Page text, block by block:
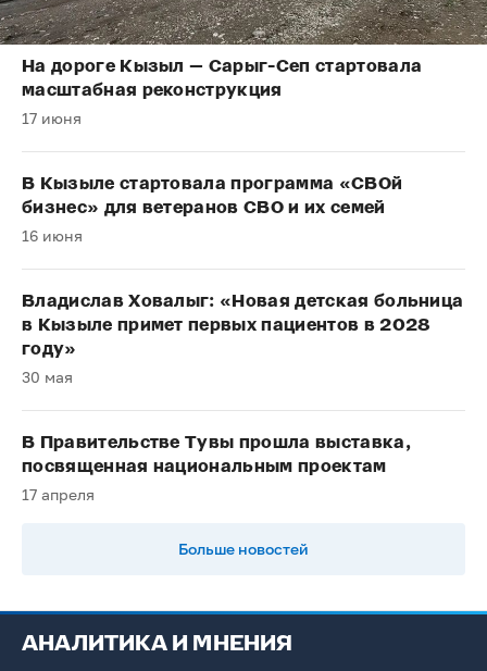
На дороге Кызыл — Сарыг-Сеп стартовала
масштабная реконструкция
17 июня
В Кызыле стартовала программа «СВОй
бизнес» для ветеранов СВО и их семей
16 июня
Владислав Ховалыг: «Новая детская больница
в Кызыле примет первых пациентов в 2028
году»
30 мая
В Правительстве Тувы прошла выставка,
посвященная национальным проектам
17 апреля
Больше новостей
АНАЛИТИКА И МНЕНИЯ